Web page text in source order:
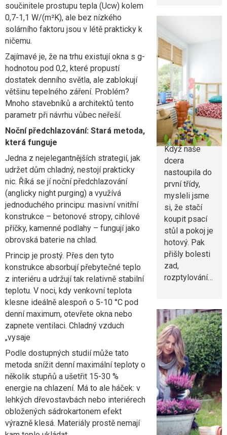
součinitele prostupu tepla (Ucw) kolem
0,7-1,1 W/(m²K), ale bez nízkého
solárního faktoru jsou v létě prakticky k
ničemu.
Zajímavé je, že na trhu existují okna s g-
hodnotou pod 0,2, které propustí
dostatek denního světla, ale zablokují
většinu tepelného záření. Problém?
Mnoho stavebníků a architektů tento
parametr při návrhu vůbec neřeší.
Noční předchlazování: Stará metoda,
která funguje
Jedna z nejelegantnějších strategií, jak
udržet dům chladný, nestojí prakticky
nic. Říká se jí noční předchlazování
(anglicky night purging) a využívá
jednoduchého principu: masivní vnitřní
konstrukce – betonové stropy, cihlové
příčky, kamenné podlahy – fungují jako
obrovská baterie na chlad.
Princip je prostý. Přes den tyto
konstrukce absorbují přebytečné teplo
z interiéru a udržují tak relativně stabilní
teplotu. V noci, kdy venkovní teplota
klesne ideálně alespoň o 5-10 °C pod
denní maximum, otevřete okna nebo
zapnete ventilaci. Chladný vzduch
„vysaje
Podle dostupných studií může tato
metoda snížit denní maximální teploty o
několik stupňů a ušetřit 15-30 %
energie na chlazení. Má to ale háček: v
lehkých dřevostavbách nebo interiérech
obložených sádrokartonem efekt
výrazně klesá. Materiály prostě nemají
Chytré tipy,
jak zařídit
pokoj
malému
školákovi
2. 8. 2026
Když naše
dcera
nastoupila do
první třídy,
mysleli jsme
si, že stačí
koupit psací
stůl a pokoj je
hotový. Pak
přišly bolesti
zad,
rozptylování…
Srpnový
řez
levandule:
Proč právě
teď
rozhodujet